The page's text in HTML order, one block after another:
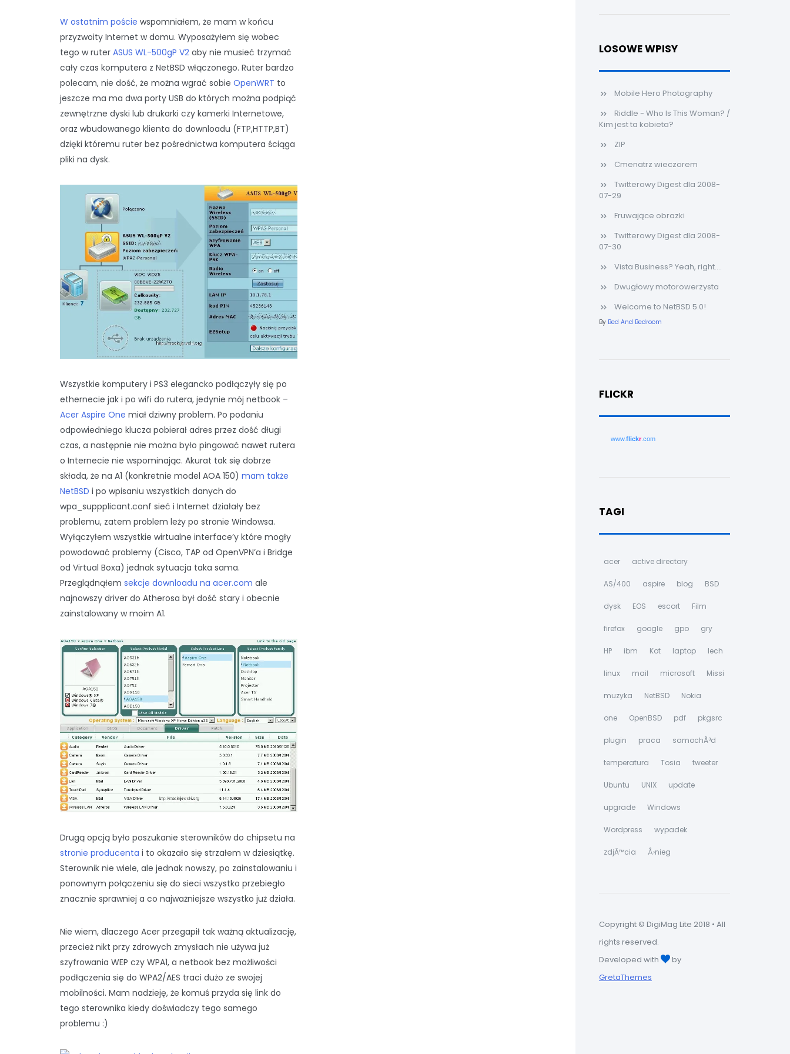
W ostatnim poście wspomniałem, że mam w końcu
przyzwoity Internet w domu. Wyposażyłem się wobec
tego w ruter ASUS WL-500gP V2 aby nie musieć trzymać
cały czas komputera z NetBSD włączonego. Ruter bardzo
polecam, nie dość, że można wgrać sobie OpenWRT to
jeszcze ma ma dwa porty USB do których można podpiąć
zewnętrzne dyski lub drukarki czy kamerki Internetowe,
oraz wbudowanego klienta do downloadu (FTP,HTTP,BT)
dzięki któremu ruter bez pośrednictwa komputera ściąga
pliki na dysk.
Wszystkie komputery i PS3 elegancko podłączyły się po
ethernecie jak i po wifi do rutera, jedynie mój netbook –
Acer Aspire One miał dziwny problem. Po podaniu
odpowiedniego klucza pobierał adres przez dość długi
czas, a następnie nie można było pingować nawet rutera
o Internecie nie wspominając. Akurat tak się dobrze
składa, że na A1 (konkretnie model AOA 150) mam także
NetBSD i po wpisaniu wszystkich danych do
wpa_suppplicant.conf sieć i Internet działały bez
problemu, zatem problem leży po stronie Windowsa.
Wyłączyłem wszystkie wirtualne interface’y które mogły
powodować problemy (Cisco, TAP od OpenVPN’a i Bridge
od Virtual Boxa) jednak sytuacja taka sama.
Przeglądnąłem sekcje downloadu na acer.com ale
najnowszy driver do Atherosa był dość stary i obecnie
zainstalowany w moim A1.
Drugą opcją było poszukanie sterowników do chipsetu na
stronie producenta i to okazało się strzałem w dziesiątkę.
Sterownik nie wiele, ale jednak nowszy, po zainstalowaniu i
ponownym połączeniu się do sieci wszystko przebiegło
znacznie sprawniej a co najważniejsze wszystko już działa.
Nie wiem, dlaczego Acer przegapił tak ważną aktualizację,
przecież nikt przy zdrowych zmysłach nie używa już
szyfrowania WEP czy WPA1, a netbook bez możliwości
podłączenia się do WPA2/AES traci dużo ze swojej
mobilności. Mam nadzieję, że komuś przyda się link do
tego sterownika kiedy doświadczy tego samego
problemu :)
LOSOWE WPISY
Mobile Hero Photography
Riddle - Who Is This Woman? /
Kim jest ta kobieta?
ZIP
Cmenatrz wieczorem
Twitterowy Digest dla 2008-
07-29
Fruwające obrazki
Twitterowy Digest dla 2008-
07-30
Vista Business? Yeah, right....
Dwugłowy motorowerzysta
Welcome to NetBSD 5.0!
By Bed And Bedroom
FLICKR
www.flickr .com
TAGI
acer active directory
AS/400 aspire blog BSD
dysk EOS escort Film
firefox google gpo gry
HP ibm Kot laptop lech
linux mail microsoft Missi
muzyka NetBSD Nokia
one OpenBSD pdf pkgsrc
plugin praca samochÃ³d
temperatura Tosia tweeter
Ubuntu UNIX update
upgrade Windows
Wordpress wypadek
zdjÄ™cia Å›nieg
Copyright © DigiMag Lite 2018 • All
rights reserved.
Developed with
by
GretaThemes